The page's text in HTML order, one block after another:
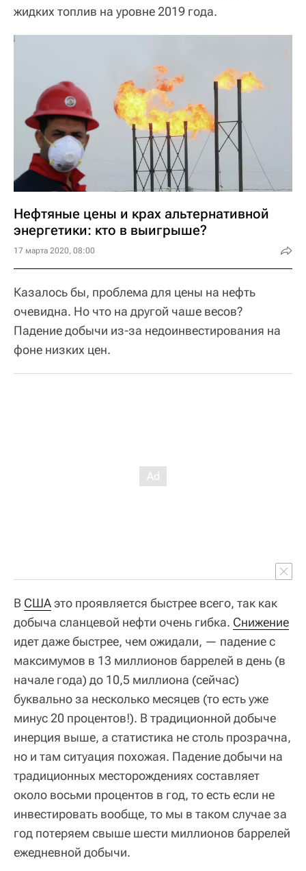
жидких топлив на уровне 2019 года.
Нефтяные цены и крах альтернативной
энергетики: кто в выигрыше?
17 марта 2020, 08:00
Казалось бы, проблема для цены на нефть
очевидна. Но что на другой чаше весов?
Падение добычи из-за недоинвестирования на
фоне низких цен.
В СШАэто проявляется быстрее всего, так как
добыча сланцевой нефти очень гибка. Снижение
идет даже быстрее, чем ожидали, — падение с
максимумов в 13 миллионов баррелей в день (в
начале года) до 10,5 миллиона (сейчас)
буквально за несколько месяцев (то есть уже
минус 20 процентов!). В традиционной добыче
инерция выше, а статистика не столь прозрачна,
но и там ситуация похожая. Падение добычи на
традиционных месторождениях составляет
около восьми процентов в год, то есть если не
инвестировать вообще, то мы в таком случае за
год потеряем свыше шести миллионов баррелей
ежедневной добычи.